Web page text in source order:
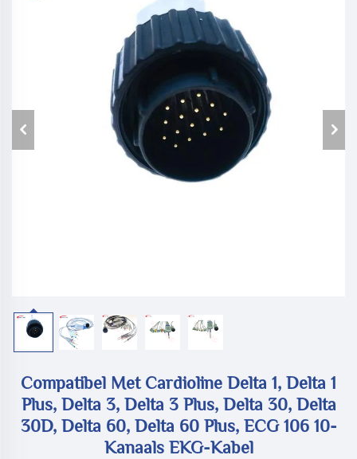
Compatibel Met Cardioline Delta 1, Delta 1
Plus, Delta 3, Delta 3 Plus, Delta 30, Delta
30D, Delta 60, Delta 60 Plus, ECG 106 10-
Kanaals EKG-Kabel